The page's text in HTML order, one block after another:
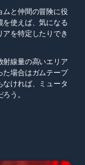
ムと仲間の冒険に役
を使えば、気になる
を特定したりでき
射線量の高いエリア
た場合はガムテープ
ければ、ミュータ
う。